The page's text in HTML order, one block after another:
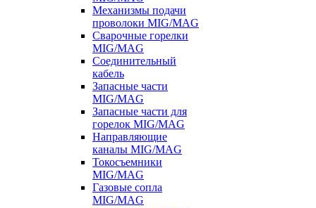
Механизмы подачи
проволоки MIG/MAG
Сварочные горелки
MIG/MAG
Соединительный
кабель
Запасные части
MIG/MAG
Запасные части для
горелок MIG/MAG
Направляющие
каналы MIG/MAG
Токосъемники
MIG/MAG
Газовые сопла
MIG/MAG